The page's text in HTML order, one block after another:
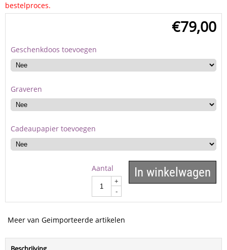
bestelproces.
€79,00
Geschenkdoos toevoegen
Graveren
Cadeaupapier toevoegen
Aantal
+
-
In winkelwagen
Meer van Geimporteerde artikelen